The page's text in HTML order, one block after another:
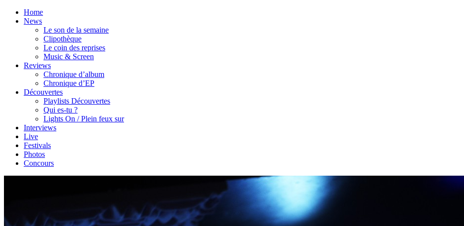
Home
News
Le son de la semaine
Clipothèque
Le coin des reprises
Music & Screen
Reviews
Chronique d’album
Chronique d’EP
Découvertes
Playlists Découvertes
Qui es-tu ?
Lights On / Plein feux sur
Interviews
Live
Festivals
Photos
Concours